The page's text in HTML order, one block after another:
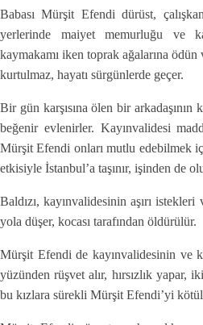
Babası Mürşit Efendi dürüst,
yerlerinde maiyet memurluğu ve
kaymakamı iken toprak ağalarına
kurtulmaz, hayatı sürgünlerde geçer.
Bir gün karşısına ölen bir arkadaşının
beğenir evlenirler. Kayınvalidesi
Mürşit Efendi onları mutlu edebilmek
etkisiyle İstanbul’a taşınır, işinden de
Baldızı, kayınvalidesinin aşırı
yola düşer, kocası tarafından öldürülür.
Mürşit Efendi de kayınvalidesinin ve
yüzünden rüşvet alır, hırsızlık yapar,
bu kızlara sürekli Mürşit Efendi’yi